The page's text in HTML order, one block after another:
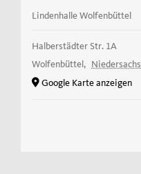
Lindenhalle Wolfenbüttel
Halberstädter Str. 1A
Wolfenbüttel,
Google Karte anzeigen